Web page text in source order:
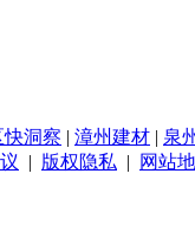
快洞察 | 漳州建材 | 泉
| 版权隐私 | 网站